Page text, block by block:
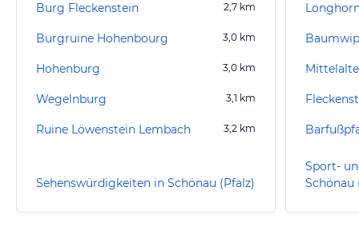
Burg Fleckenstein 2,7 km
Burgruine Hohenbourg 3,0 km
Hohenburg 3,0 km
Wegelnburg 3,1 km
Ruine Löwenstein Lembach 3,2 km
Sehenswürdigkeiten in Schönau (Pfalz)
Sport-
Schönau